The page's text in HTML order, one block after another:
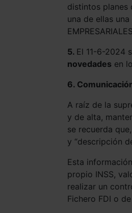
distintos planes
una de ellas una
5. El 11-6-2024
novedades en
6.
A raíz de la
y de alta,
se recuerda
y “descripción
Esta
propio INSS,
realizar un
Fichero FDI o de